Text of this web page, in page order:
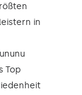
in
Top